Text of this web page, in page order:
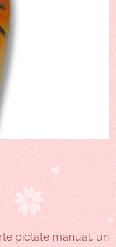
pictate manual, un